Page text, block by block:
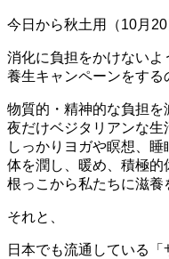
今日から秋土用（10月
消化に負担をかけないよ
養生キャンペーンをする
物質的・精神的な負担を
夜だけベジタリアンな生
しっかりヨガや瞑想、睡
体を潤し、暖め、積極
根っこから私たちに滋養
それと、
日本でも流通している